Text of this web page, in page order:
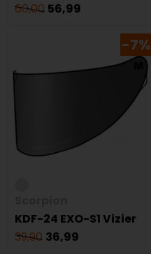
60,00 56,99
-7%
KDF-24 EXO-S1 Vizier
39,90 36,99